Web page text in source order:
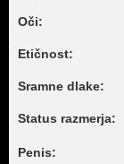
Oči:
Etičnost:
Sramne dlake:
Status razmerja:
Penis: